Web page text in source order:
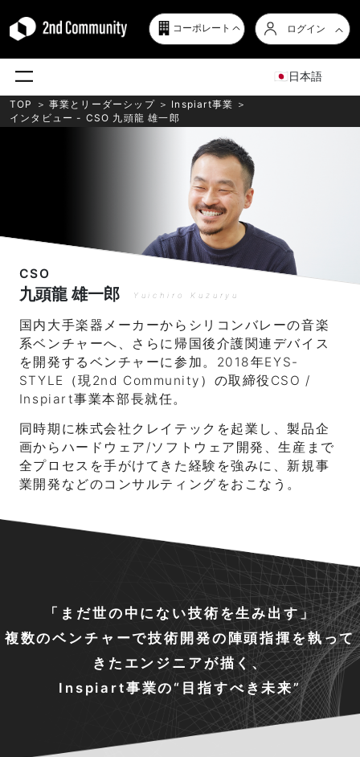
コーポレート ログイン
日本語
TOP ＞ 事業とリーダーシップ ＞ Inspiart事業 ＞
インタビュー - CSO 九頭龍 雄一郎
CSO
九頭龍 雄一郎 Yuichiro Kuzuryu
国内大手楽器メーカーからシリコンバレーの音楽
系ベンチャーへ、さらに帰国後介護関連デバイス
を開発するベンチャーに参加。2018年EYS-
STYLE（現2nd Community）の取締役CSO /
Inspiart事業本部長就任。
同時期に株式会社クレイテックを起業し、製品企
画からハードウェア/ソフトウェア開発、生産まで
全プロセスを手がけてきた経験を強みに、新規事
業開発などのコンサルティングをおこなう。
「まだ世の中にない技術を生み出す」
複数のベンチャーで技術開発の陣頭指揮を執って
きたエンジニアが描く、
Inspiart事業の“目指すべき未来”